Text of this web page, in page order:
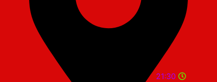
21:30